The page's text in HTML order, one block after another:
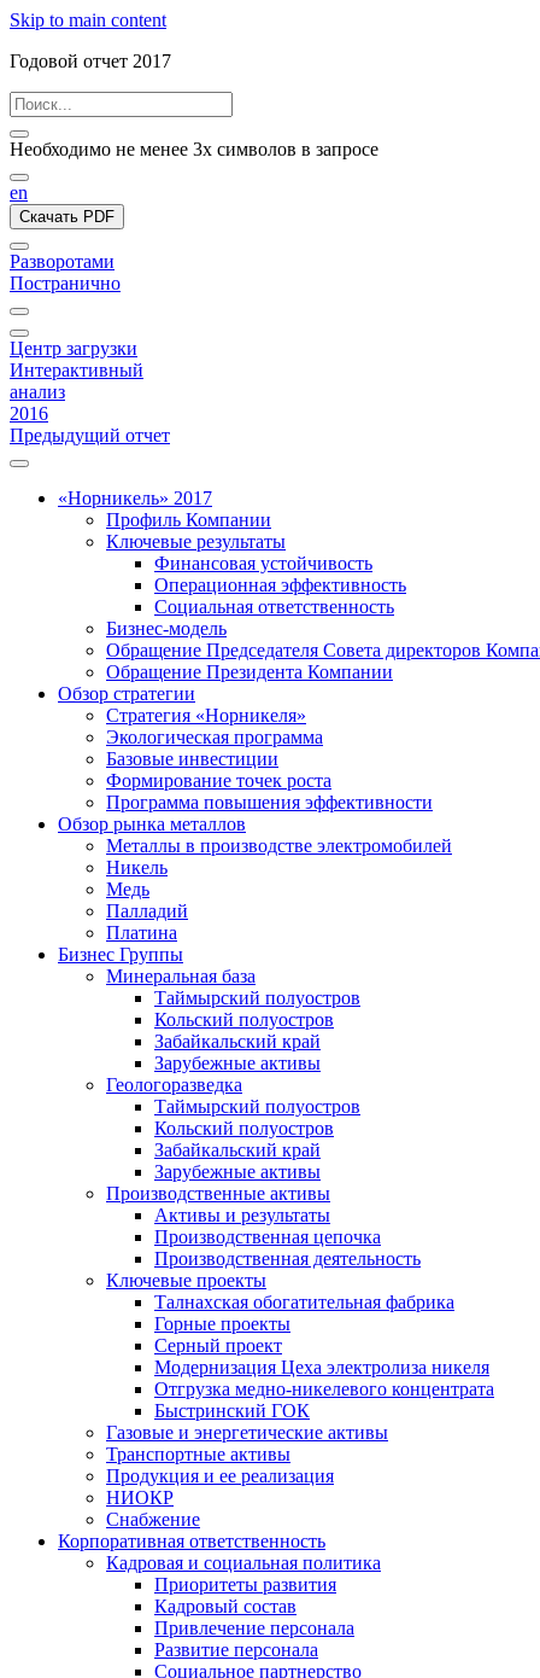
Skip to main content
Годовой отчет 2017
Необходимо не менее 3х символов в запросе
en
Скачать PDF
Разворотами
Постранично
Центр загрузки
Интерактивный
анализ
2016
Предыдущий отчет
«Норникель» 2017
Профиль Компании
Ключевые результаты
Финансовая устойчивость
Операционная эффективность
Социальная ответственность
Бизнес-модель
Обращение Председателя Совета директоров
Обращение Президента Компании
Обзор стратегии
Стратегия «Норникеля»
Экологическая программа
Базовые инвестиции
Формирование точек роста
Программа повышения эффективности
Обзор рынка металлов
Металлы в производстве электромобилей
Никель
Медь
Палладий
Платина
Бизнес Группы
Минеральная база
Таймырский полуостров
Кольский полуостров
Забайкальский край
Зарубежные активы
Геологоразведка
Таймырский полуостров
Кольский полуостров
Забайкальский край
Зарубежные активы
Производственные активы
Активы и результаты
Производственная цепочка
Производственная деятельность
Ключевые проекты
Талнахская обогатительная фабрика
Горные проекты
Серный проект
Модернизация Цеха электролиза никеля
Отгрузка медно-никелевого концентрата
Быстринский ГОК
Газовые и энергетические активы
Транспортные активы
Продукция и ее реализация
НИОКР
Снабжение
Корпоративная ответственность
Кадровая и социальная политика
Приоритеты развития
Кадровый состав
Привлечение персонала
Развитие персонала
Социальное партнерство